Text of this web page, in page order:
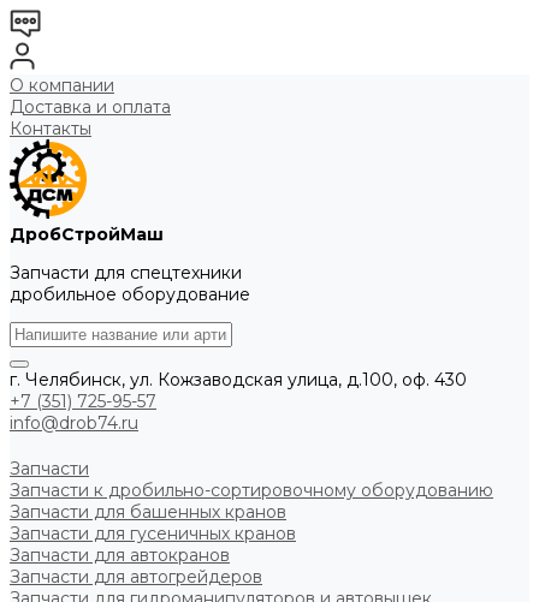
О компании
Доставка и оплата
Контакты
ДробСтройМаш
Запчасти для спецтехники
дробильное оборудование
г. Челябинск, ул. Кожзаводская улица, д.100, оф. 430
+7 (351) 725-95-57
info@drob74.ru
Запчасти
Запчасти к дробильно-сортировочному оборудованию
Запчасти для башенных кранов
Запчасти для гусеничных кранов
Запчасти для автокранов
Запчасти для автогрейдеров